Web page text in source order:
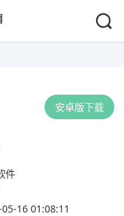
安卓版下载
件
16 01:08:11